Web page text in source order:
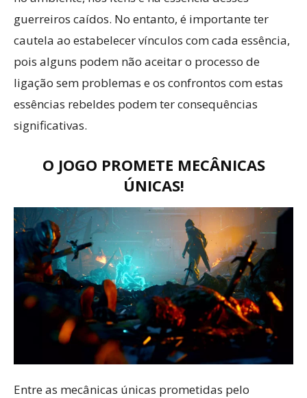
guerreiros caídos. No entanto, é importante ter
cautela ao estabelecer vínculos com cada essência,
pois alguns podem não aceitar o processo de
ligação sem problemas e os confrontos com estas
essências rebeldes podem ter consequências
significativas.
O JOGO PROMETE MECÂNICAS
ÚNICAS!
Entre as mecânicas únicas prometidas pelo